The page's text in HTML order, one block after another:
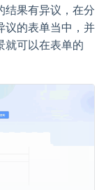
结果有异议，在分
议的表单当中，并
就可以在表单的